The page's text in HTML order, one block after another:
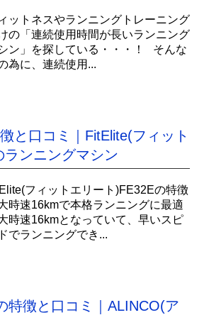
ットネスやランニングトレーニング
の「連続使用時間が長いランニング
ン」を探している・・・！ そんな
為に、連続使用...
と口コミ｜FitElite(フィット
ランニングマシン
フィットエリート)FE32Eの特徴
時速16kmで本格ランニングに最適
時速16kmとなっていて、早いスピ
でランニングでき...
特徴と口コミ｜ALINCO(ア